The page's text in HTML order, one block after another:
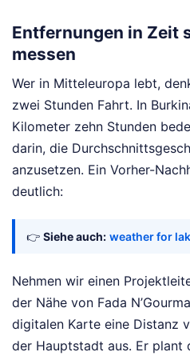
Entfernungen in Zeit
messen
Wer in Mitteleuropa lebt,
zwei Stunden Fahrt. In
Kilometer zehn Stunden
darin, die
anzusetzen. Ein Vorher-
deutlich:
👉 Siehe auch: weather for
Nehmen wir einen
der Nähe von Fada
digitalen Karte eine Distanz
der Hauptstadt aus. Er